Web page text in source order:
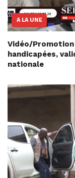
A LA UNE
Vidéo/
handicapées,
nationale